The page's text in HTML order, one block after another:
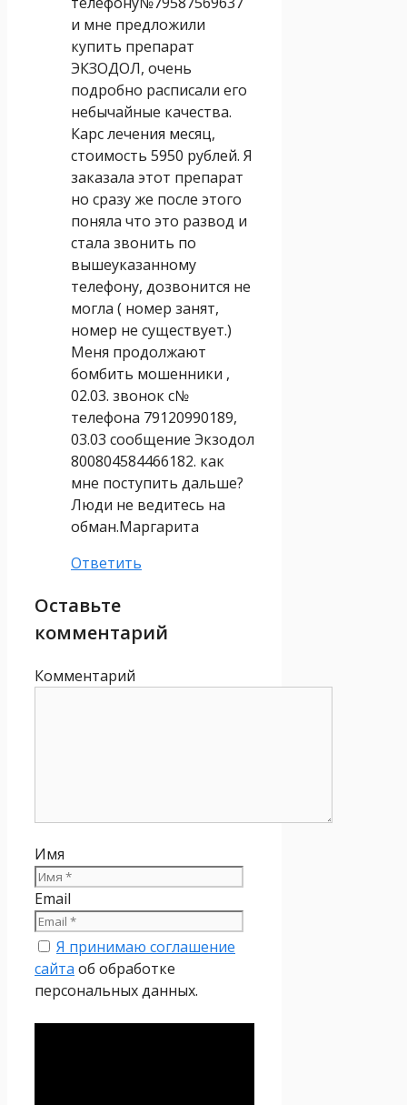
и мне предложили
купить препарат
ЭКЗОДОЛ, очень
подробно расписали его
небычайные качества.
Карс лечения месяц,
стоимость 5950 рублей. Я
заказала этот препарат
но сразу же после этого
поняла что это развод и
стала звонить по
вышеуказанному
телефону, дозвонится не
могла ( номер занят,
номер не существует.)
Меня продолжают
бомбить мошенники ,
02.03. звонок с№
телефона 79120990189,
03.03 сообщение Экзодол
800804584466182. как
мне поступить дальше?
Люди не ведитесь на
обман.Маргарита
Ответить
Оставьте
комментарий
Комментарий
Имя
Email
Я принимаю соглашение
сайта об обработке
персональных данных.